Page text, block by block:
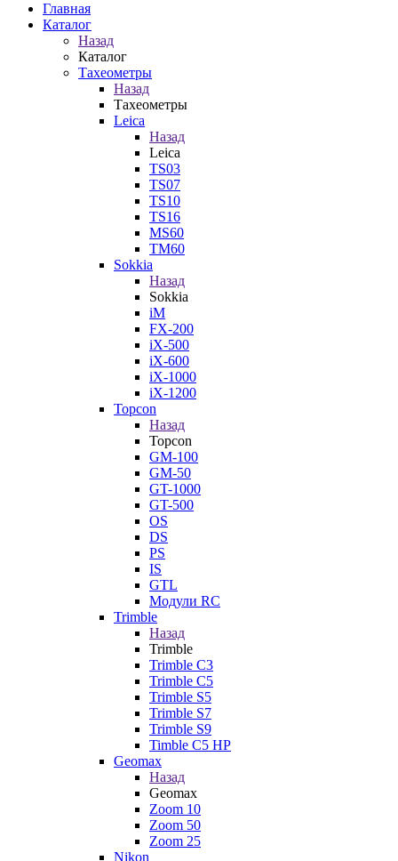
Главная
Каталог
Назад
Каталог
Тахеометры
Назад
Тахеометры
Leica
Назад
Leica
TS03
TS07
TS10
TS16
MS60
TM60
Sokkia
Назад
Sokkia
iM
FX-200
iX-500
iX-600
iX-1000
iX-1200
Topcon
Назад
Topcon
GM-100
GM-50
GT-1000
GT-500
OS
DS
PS
IS
GTL
Модули RC
Trimble
Назад
Trimble
Trimble C3
Trimble C5
Trimble S5
Trimble S7
Trimble S9
Timble C5 HP
Geomax
Назад
Geomax
Zoom 10
Zoom 50
Zoom 25
Nikon